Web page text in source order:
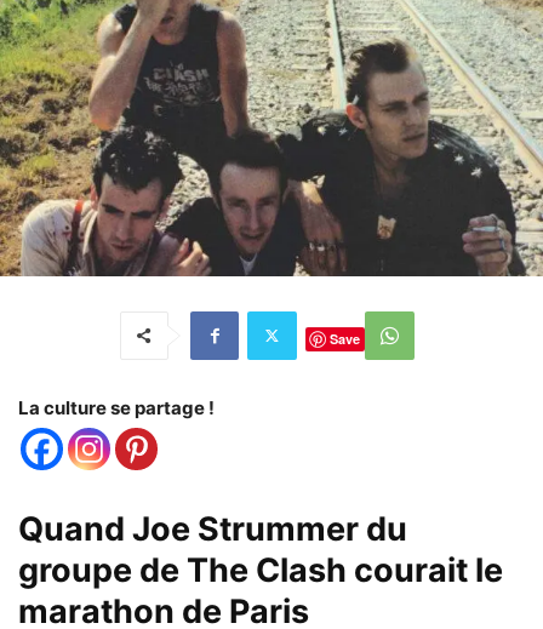
Save
La culture se partage !
Quand Joe Strummer du
groupe de The Clash courait le
marathon de Paris